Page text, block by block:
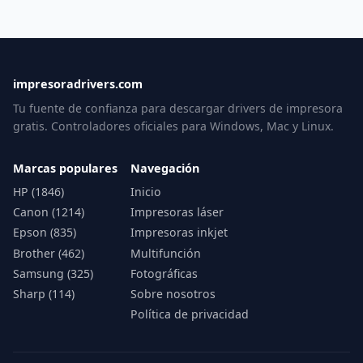
impresoradrivers.com
Tu fuente de confianza para descargar drivers de impresora
gratis. Controladores oficiales para Windows, Mac y Linux.
Marcas populares
HP (1846)
Canon (1214)
Epson (835)
Brother (462)
Samsung (325)
Sharp (114)
Navegación
Inicio
Impresoras láser
Impresoras inkjet
Multifunción
Fotográficas
Sobre nosotros
Política de privacidad